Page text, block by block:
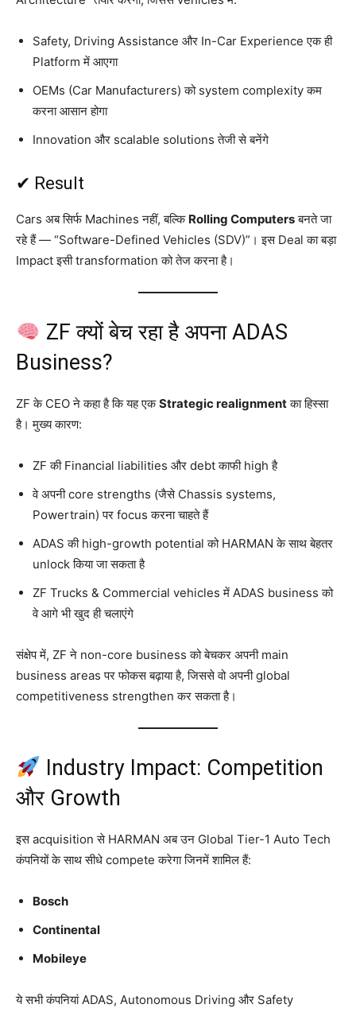
Safety, Driving Assistance और In-Car Experience एक ही
Platform में आएगा
OEMs (Car Manufacturers) को system complexity कम
करना आसान होगा
Innovation और scalable solutions तेजी से बनेंगे
✔ Result
Cars अब सिर्फ Machines नहीं, बल्कि Rolling Computersबनते जा
रहे हैं — “Software-Defined Vehicles (SDV)”। इस Deal का बड़ा
Impact इसी transformation को तेज करना है।
ZF क्यों बेच रहा है अपना ADAS
Business?
ZF के CEO ने कहा है कि यह एकStrategic realignmentका हिस्सा
है। मुख्य कारण:
ZF की Financial liabilities और debt काफी high है
वे अपनी core strengths (जैसे Chassis systems,
Powertrain) पर focus करना चाहते हैं
ADAS की high-growth potential को HARMAN के साथ बेहतर
unlock किया जा सकता है
ZF Trucks & Commercial vehicles में ADAS business को
वे आगे भी खुद ही चलाएंगे
संक्षेप में, ZF ने non-core business को बेचकर अपनी main
business areas पर फोकस बढ़ाया है, जिससे वो अपनी global
competitiveness strengthen कर सकता है।
Industry Impact: Competition
और Growth
इस acquisition से HARMAN अब उन Global Tier-1 Auto Tech
कंपनियों के साथ सीधे compete करेगा जिनमें शामिल हैं:
Bosch
Continental
Mobileye
ये सभी कंपनियां ADAS, Autonomous Driving और Safety